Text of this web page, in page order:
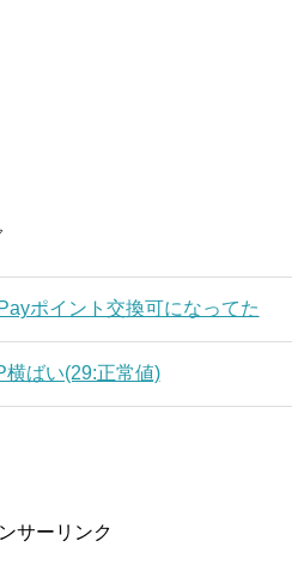
ポイント交換可になってた
横ばい(29:正常値)
サーリンク